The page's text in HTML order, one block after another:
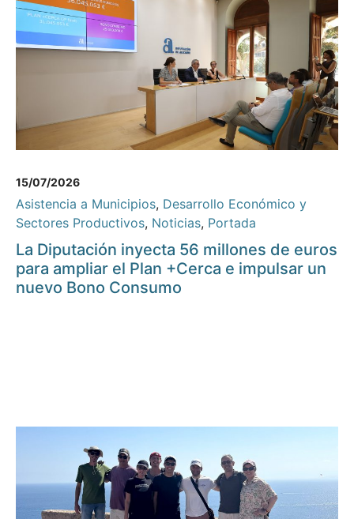
15/07/2026
Asistencia a Municipios, Desarrollo Económico y
Sectores Productivos, Noticias, Portada
La Diputación inyecta 56 millones de euros
para ampliar el Plan +Cerca e impulsar un
nuevo Bono Consumo